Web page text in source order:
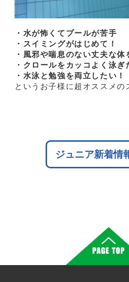
・水が怖くてプールが苦手
・スイミングがはじめて！
・風邪や喘息のない丈夫な体
・クロールをカッコよく泳ぎ
・水泳と勉強を両立したい！
というお子様に超オススメの
ジュニア新着情